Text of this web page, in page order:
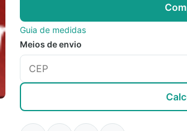
Guia de medidas
Meios de envio